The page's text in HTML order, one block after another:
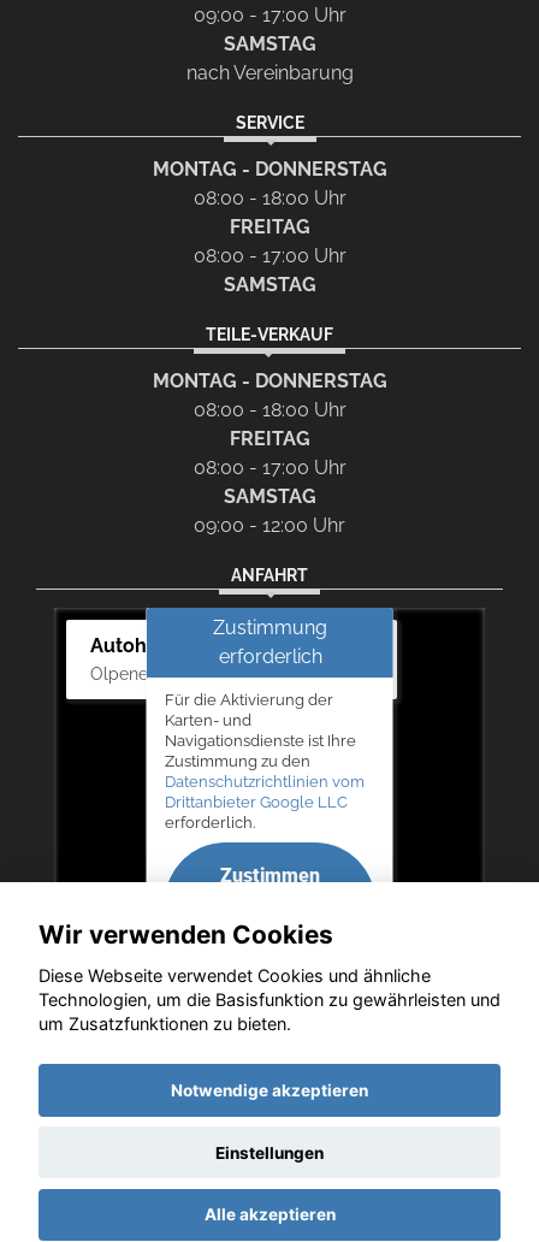
09:00 - 17:00 Uhr
SAMSTAG
nach Vereinbarung
SERVICE
MONTAG - DONNERSTAG
08:00 - 18:00 Uhr
FREITAG
08:00 - 17:00 Uhr
SAMSTAG
TEILE-VERKAUF
MONTAG - DONNERSTAG
08:00 - 18:00 Uhr
FREITAG
08:00 - 17:00 Uhr
SAMSTAG
09:00 - 12:00 Uhr
ANFAHRT
Autohaus Bernd Lurz KG
Olpener Str. 31, 51766 Engelskirchen
Zustimmung
erforderlich
Für die Aktivierung der
Karten- und
Navigationsdienste ist Ihre
Zustimmung zu den
Datenschutzrichtlinien vom
Drittanbieter Google LLC
erforderlich.
Zustimmen
aktivieren
Copyright © 2026. Autohaus Bernd Lurz KG
Datenschutz Impressum AGB
Wir verwenden Cookies
Diese Webseite verwendet Cookies und ähnliche
Technologien, um die Basisfunktion zu gewährleisten und
um Zusatzfunktionen zu bieten.
Notwendige akzeptieren
Einstellungen
Alle akzeptieren